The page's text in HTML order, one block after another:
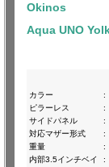
Okinos
Aqua UNO
カラー
:
ピラーレス
:
サイドパネル
:
対応マザー形式
:
重量
:
内部3.5インチベイ
: